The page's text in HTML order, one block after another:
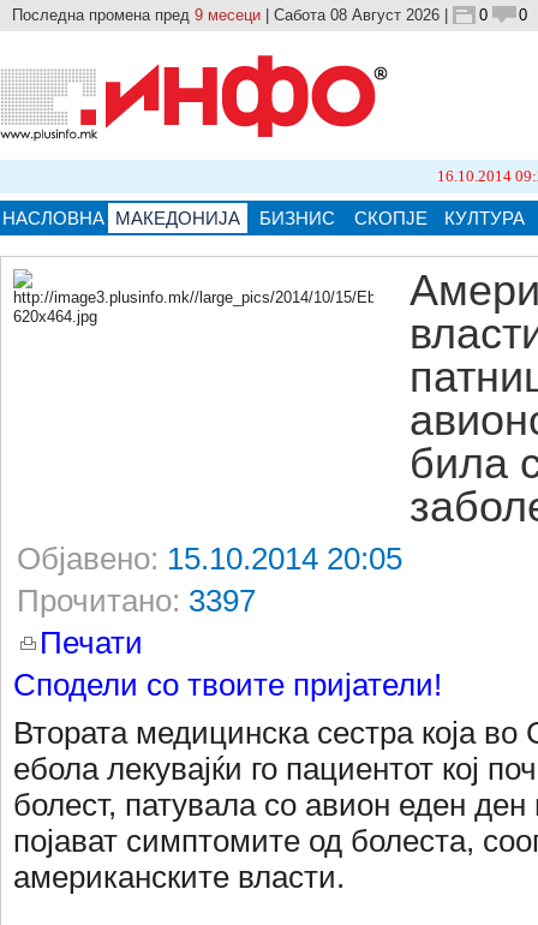
Последна промена пред 9 месеци | Сабота 08 Август 2026 | 0 0
16.10.2014 09:21
НАСЛОВНА МАКЕДОНИЈА БИЗНИС СКОПЈЕ КУЛТУРА
била
Објавено: 15.10.2014 20:05
Прочитано: 3397
Печати
Сподели со твоите пријатели!
Втората медицинска сестра која
ебола лекувајќи го пациентот кој
болест, патувала со авион еден ден
појават симптомите од болеста,
американските власти.